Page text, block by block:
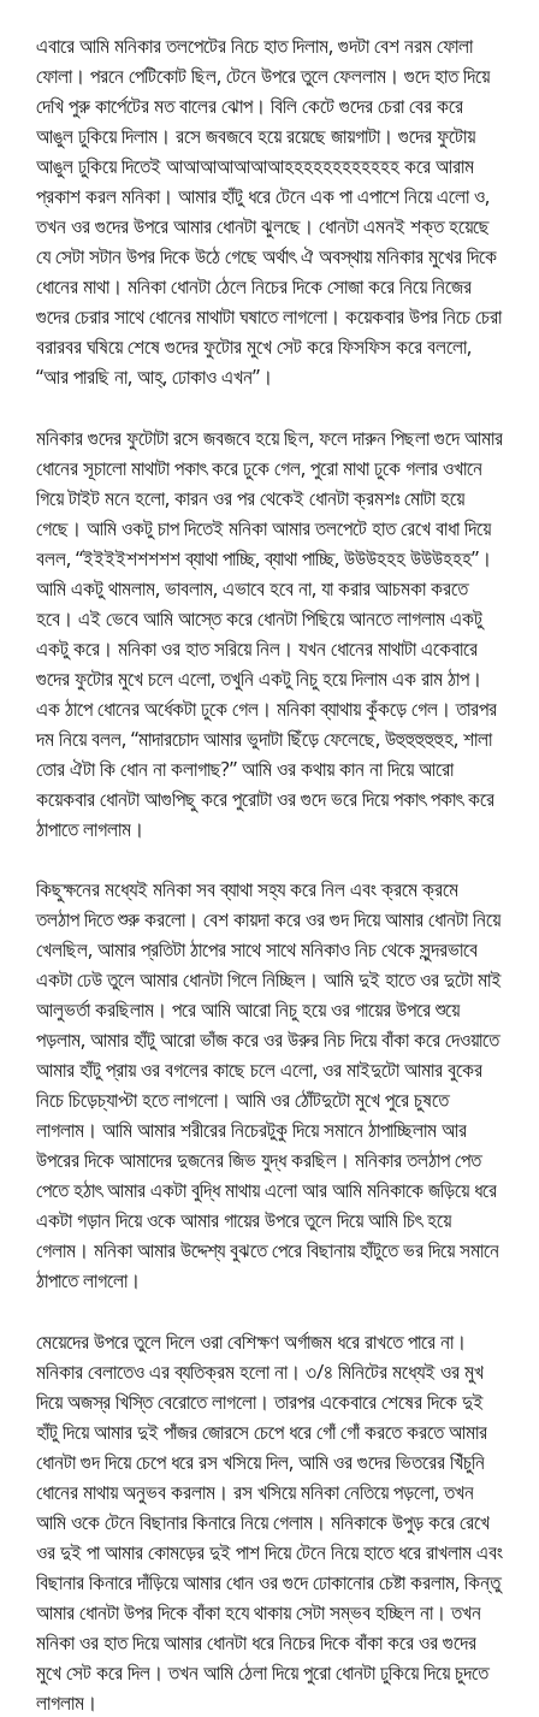
এবারে আমি মনিকার তলপেটের নিচে হাত দিলাম, গুদটা বেশ নরম ফোলা
ফোলা। পরনে পেটিকোট ছিল, টেনে উপরে তুলে ফেললাম। গুদে হাত দিয়ে
দেখি পুরু কার্পেটের মত বালের ঝোপ। বিলি কেটে গুদের চেরা বের করে
আঙুল ঢুকিয়ে দিলাম। রসে জবজবে হয়ে রয়েছে জায়গাটা। গুদের ফুটোয়
আঙুল ঢুকিয়ে দিতেই আআআআআআআহহহহহহহহহহহহ করে আরাম
প্রকাশ করল মনিকা। আমার হাঁটু ধরে টেনে এক পা এপাশে নিয়ে এলো ও,
তখন ওর গুদের উপরে আমার ধোনটা ঝুলছে। ধোনটা এমনই শক্ত হয়েছে
যে সেটা সটান উপর দিকে উঠে গেছে অর্থাৎ ঐ অবস্থায় মনিকার মুখের দিকে
ধোনের মাথা। মনিকা ধোনটা ঠেলে নিচের দিকে সোজা করে নিয়ে নিজের
গুদের চেরার সাথে ধোনের মাথাটা ঘষাতে লাগলো। কয়েকবার উপর নিচে চেরা
বরারবর ঘষিয়ে শেষে গুদের ফুটোর মুখে সেট করে ফিসফিস করে বললো,
“আর পারছি না, আহ্, ঢোকাও এখন”।
মনিকার গুদের ফুটোটা রসে জবজবে হয়ে ছিল, ফলে দারুন পিছলা গুদে আমার
ধোনের সূচালো মাথাটা পকাৎ করে ঢুকে গেল, পুরো মাথা ঢুকে গলার ওখানে
গিয়ে টাইট মনে হলো, কারন ওর পর থেকেই ধোনটা ক্রমশঃ মোটা হয়ে
গেছে। আমি ওকটু চাপ দিতেই মনিকা আমার তলপেটে হাত রেখে বাধা দিয়ে
বলল, “ইইইইশশশশশ ব্যাথা পাচ্ছি, ব্যাথা পাচ্ছি, উউউহহহ উউউহহহ”।
আমি একটু থামলাম, ভাবলাম, এভাবে হবে না, যা করার আচমকা করতে
হবে। এই ভেবে আমি আস্তে করে ধোনটা পিছিয়ে আনতে লাগলাম একটু
একটু করে। মনিকা ওর হাত সরিয়ে নিল। যখন ধোনের মাথাটা একেবারে
গুদের ফুটোর মুখে চলে এলো, তখুনি একটু নিচু হয়ে দিলাম এক রাম ঠাপ।
এক ঠাপে ধোনের অর্ধেকটা ঢুকে গেল। মনিকা ব্যাথায় কুঁকড়ে গেল। তারপর
দম নিয়ে বলল, “মাদারচোদ আমার ভুদাটা ছিঁড়ে ফেলেছে, উহুহুহুহুহুহ, শালা
তোর ঐটা কি ধোন না কলাগাছ?” আমি ওর কথায় কান না দিয়ে আরো
কয়েকবার ধোনটা আগুপিছু করে পুরোটা ওর গুদে ভরে দিয়ে পকাৎ পকাৎ করে
ঠাপাতে লাগলাম।
কিছুক্ষনের মধ্যেই মনিকা সব ব্যাথা সহ্য করে নিল এবং ক্রমে ক্রমে
তলঠাপ দিতে শুরু করলো। বেশ কায়দা করে ওর গুদ দিয়ে আমার ধোনটা নিয়ে
খেলছিল, আমার প্রতিটা ঠাপের সাথে সাথে মনিকাও নিচ থেকে সুন্দরভাবে
একটা ঢেউ তুলে আমার ধোনটা গিলে নিচ্ছিল। আমি দুই হাতে ওর দুটো মাই
আলুভর্তা করছিলাম। পরে আমি আরো নিচু হয়ে ওর গায়ের উপরে শুয়ে
পড়লাম, আমার হাঁটু আরো ভাঁজ করে ওর উরুর নিচ দিয়ে বাঁকা করে দেওয়াতে
আমার হাঁটু প্রায় ওর বগলের কাছে চলে এলো, ওর মাইদুটো আমার বুকের
নিচে চিড়েচ্যাপ্টা হতে লাগলো। আমি ওর ঠোঁটদুটো মুখে পুরে চুষতে
লাগলাম। আমি আমার শরীরের নিচেরটুকু দিয়ে সমানে ঠাপাচ্ছিলাম আর
উপরের দিকে আমাদের দুজনের জিভ যুদ্ধ করছিল। মনিকার তলঠাপ পেত
পেতে হঠাৎ আমার একটা বুদ্ধি মাথায় এলো আর আমি মনিকাকে জড়িয়ে ধরে
একটা গড়ান দিয়ে ওকে আমার গায়ের উপরে তুলে দিয়ে আমি চিৎ হয়ে
গেলাম। মনিকা আমার উদ্দেশ্য বুঝতে পেরে বিছানায় হাঁটুতে ভর দিয়ে সমানে
ঠাপাতে লাগলো।
মেয়েদের উপরে তুলে দিলে ওরা বেশিক্ষণ অর্গাজম ধরে রাখতে পারে না।
মনিকার বেলাতেও এর ব্যতিক্রম হলো না। ৩/৪ মিনিটের মধ্যেই ওর মুখ
দিয়ে অজস্র খিস্তি বেরোতে লাগলো। তারপর একেবারে শেষের দিকে দুই
হাঁটু দিয়ে আমার দুই পাঁজর জোরসে চেপে ধরে গোঁ গোঁ করতে করতে আমার
ধোনটা গুদ দিয়ে চেপে ধরে রস খসিয়ে দিল, আমি ওর গুদের ভিতরের খিঁচুনি
ধোনের মাথায় অনুভব করলাম। রস খসিয়ে মনিকা নেতিয়ে পড়লো, তখন
আমি ওকে টেনে বিছানার কিনারে নিয়ে গেলাম। মনিকাকে উপুড় করে রেখে
ওর দুই পা আমার কোমড়ের দুই পাশ দিয়ে টেনে নিয়ে হাতে ধরে রাখলাম এবং
বিছানার কিনারে দাঁড়িয়ে আমার ধোন ওর গুদে ঢোকানোর চেষ্টা করলাম, কিন্তু
আমার ধোনটা উপর দিকে বাঁকা হযে থাকায় সেটা সম্ভব হচ্ছিল না। তখন
মনিকা ওর হাত দিয়ে আমার ধোনটা ধরে নিচের দিকে বাঁকা করে ওর গুদের
মুখে সেট করে দিল। তখন আমি ঠেলা দিয়ে পুরো ধোনটা ঢুকিয়ে দিয়ে চুদতে
লাগলাম।